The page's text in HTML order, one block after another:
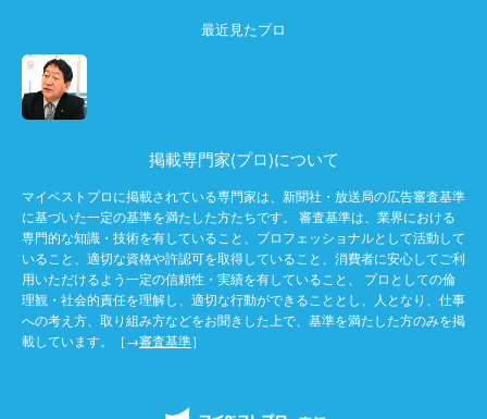
最近見たプロ
掲載専門家(プロ)について
マイベストプロに掲載されている専門家は、新聞社・放送局の広告審査基準
に基づいた一定の基準を満たした方たちです。 審査基準は、業界における
専門的な知識・技術を有していること、プロフェッショナルとして活動して
いること、適切な資格や許認可を取得していること、消費者に安心してご利
用いただけるよう一定の信頼性・実績を有していること、 プロとしての倫
理観・社会的責任を理解し、適切な行動ができることとし、人となり、仕事
への考え方、取り組み方などをお聞きした上で、基準を満たした方のみを掲
載しています。［→審査基準］